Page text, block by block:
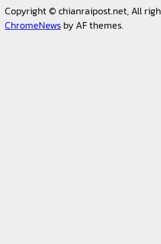
Copyright © chianraipost.net, All
ChromeNews by AF themes.